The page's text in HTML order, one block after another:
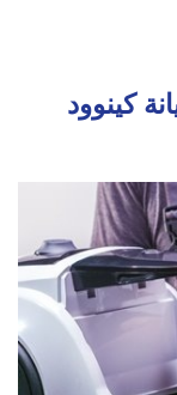
كينوود